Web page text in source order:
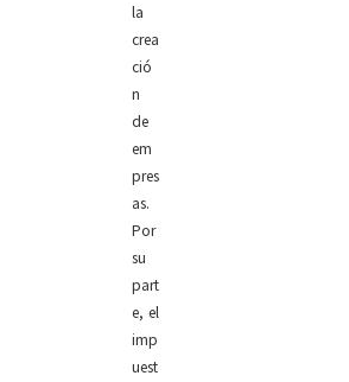
la
crea
ció
n
de
em
pres
as.
Por
su
part
e, el
imp
uest